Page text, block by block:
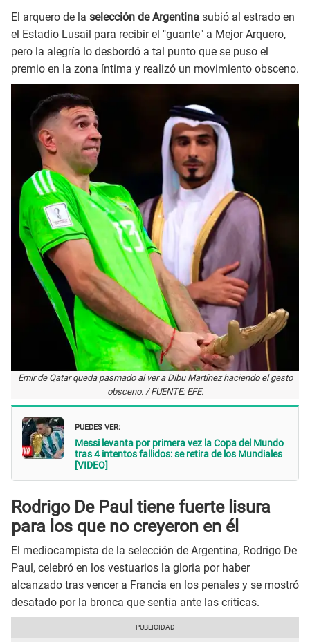
El arquero de la selección de Argentina subió al estrado en
el Estadio Lusail para recibir el "guante" a Mejor Arquero,
pero la alegría lo desbordó a tal punto que se puso el
premio en la zona íntima y realizó un movimiento obsceno.
Emir de Qatar queda pasmado al ver a Dibu Martínez haciendo el gesto
obsceno. / FUENTE: EFE.
PUEDES VER:
Messi levanta por primera vez la Copa del Mundo
tras 4 intentos fallidos: se retira de los Mundiales
[VIDEO]
Rodrigo De Paul tiene fuerte lisura
para los que no creyeron en él
El mediocampista de la selección de Argentina, Rodrigo De
Paul, celebró en los vestuarios la gloria por haber
alcanzado tras vencer a Francia en los penales y se mostró
desatado por la bronca que sentía ante las críticas.